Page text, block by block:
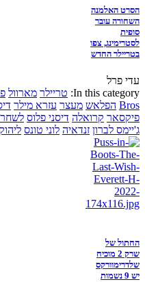
הסרט האלמנה
השחורה עובר
סופית
לסטרימינג, צפו
בטריילר החדש
עדי פרל
In this category: טריילר מארוול
Bros הפלאש מעצר עזרא מילר
פיקסאר קרואלה דיסני פלוס
ג'יימס לברון זנדאיה לוני טונס ליהוק
החתול של
שרק 2 מוכיח
שלדרימוורקס
יש 9 נשמות